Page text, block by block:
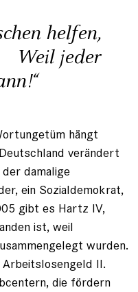
helfen,
Weil jeder
hängt
verändert
damalige
ein Sozialdemokrat,
gibt es Hartz IV,
ist, weil
wurden.
II.
die fördern